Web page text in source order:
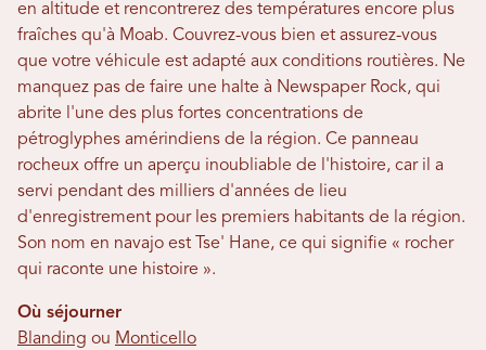
en altitude et rencontrerez des températures encore plus
fraîches qu'à Moab. Couvrez-vous bien et assurez-vous
que votre véhicule est adapté aux conditions routières. Ne
manquez pas de faire une halte à Newspaper Rock, qui
abrite l'une des plus fortes concentrations de
pétroglyphes amérindiens de la région. Ce panneau
rocheux offre un aperçu inoubliable de l'histoire, car il a
servi pendant des milliers d'années de lieu
d'enregistrement pour les premiers habitants de la région.
Son nom en navajo est Tse' Hane, ce qui signifie « rocher
qui raconte une histoire ».
Où séjourner
Blanding ou Monticello